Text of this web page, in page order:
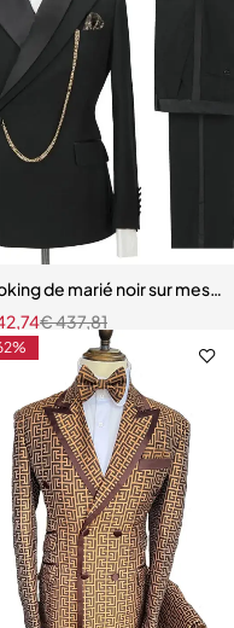
pour hommes,
de marié noir sur
€437,81